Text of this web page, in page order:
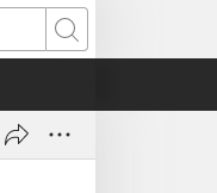
Pamiling